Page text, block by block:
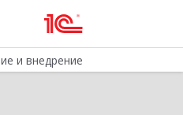
и внедрение